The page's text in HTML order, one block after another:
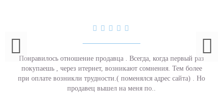
Понравилось отношение продавца . Всегда, когда первый раз
покупаешь , через итернет, возникают сомнения. Тем более
при оплате возникли трудности.( поменялся адрес сайта) . Но
продавец вышел на меня по..